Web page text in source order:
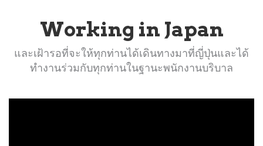
Working in Japan
และเฝ้ารอที่จะให้ทุกท่านได้เดินทางมาที่ญี่ปุ่นและได้
ทำงานร่วมกับทุกท่านในฐานะพนักงานบริบาล